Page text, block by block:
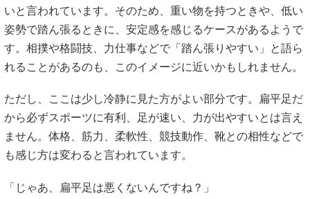
いと言われています。そのため、重い物を持つときや、低い
姿勢で踏ん張るときに、安定感を感じるケースがあるようで
す。相撲や格闘技、力仕事などで「踏ん張りやすい」と語ら
れることがあるのも、このイメージに近いかもしれません。
ただし、ここは少し冷静に見た方がよい部分です。扁平足だ
から必ずスポーツに有利、足が速い、力が出やすいとは言え
ません。体格、筋力、柔軟性、競技動作、靴との相性などで
も感じ方は変わると言われています。
「じゃあ、扁平足は悪くないんですね？」